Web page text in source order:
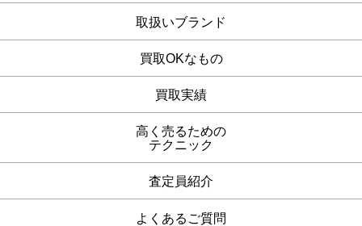
取扱いブランド
買取OKなもの
買取実績
高く売るための
テクニック
査定員紹介
よくあるご質問